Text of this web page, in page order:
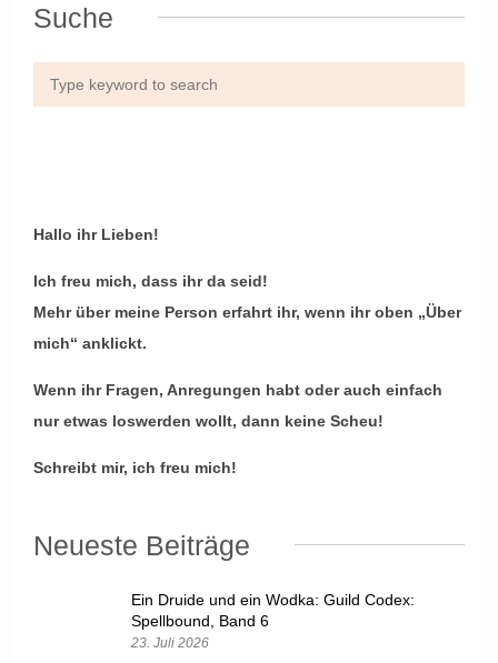
Suche
Hallo ihr Lieben!
Ich freu mich, dass ihr da seid!
Mehr über meine Person erfahrt ihr, wenn ihr oben „Über
mich“ anklickt.
Wenn ihr Fragen, Anregungen habt oder auch einfach
nur etwas loswerden wollt, dann keine Scheu!
Schreibt mir, ich freu mich!
Neueste Beiträge
Ein Druide und ein Wodka: Guild Codex:
Spellbound, Band 6
23. Juli 2026